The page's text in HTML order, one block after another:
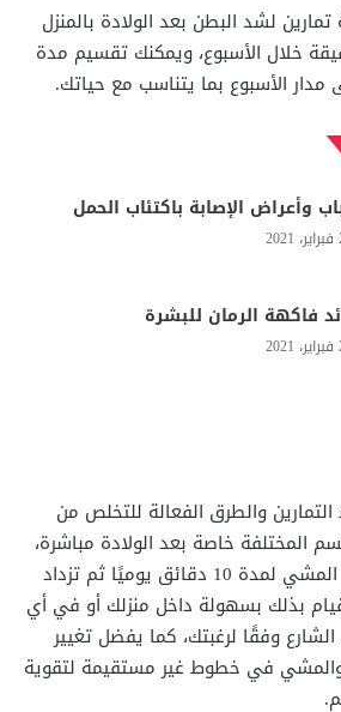
لشد البطن بعد الولادة بالمنزل
لا تقل عن 150 دقيقة خلال الأسبوع، ويمكنك تقسيم مدة
مدار الأسبوع بما يتناسب مع حياتك.
وأعراض الإصابة باكتئاب الحمل
فاكهة الرمان للبشرة
والطرق الفعالة للتخلص من
المختلفة خاصة بعد الولادة مباشرة،
ويمكنك ممارسة رياضة المشي لمدة 10 دقائق يوميًا ثم تزداد
بذلك بسهولة داخل منزلك أو في أي
وفقًا لرغبتك، كما يفضل تغيير
في خطوط غير مستقيمة لتقوية